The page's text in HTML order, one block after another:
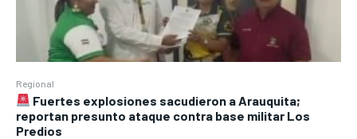
Regional
Fuertes explosiones sacudieron a Arauquita;
reportan presunto ataque contra base militar Los
Predios